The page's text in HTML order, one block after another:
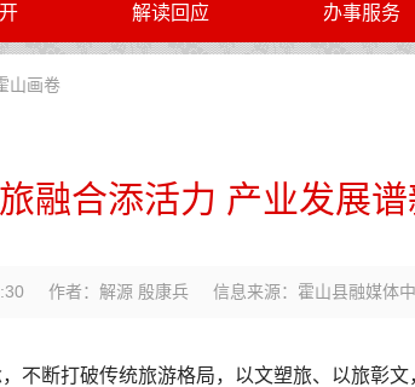
解读回应 办事服务
山画卷
融合添活力 产业发展谱
作者：解源 殷康兵 信息来源：霍山县融媒体
不断打破传统旅游格局，以文塑旅、以旅彰